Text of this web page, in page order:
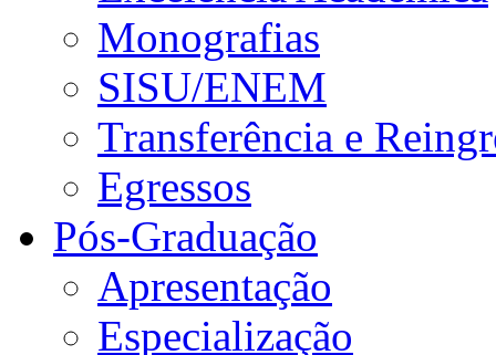
Monografias
SISU/ENEM
Transferência e
Egressos
Pós-Graduação
Apresentação
Especialização